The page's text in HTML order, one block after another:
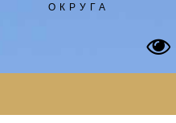
ОКРУГА